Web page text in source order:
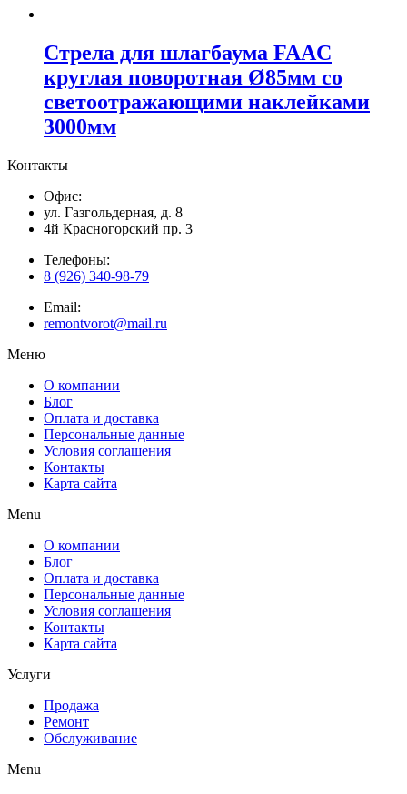
Стрела для шлагбаума FAAC
круглая поворотная Ø85мм со
светоотражающими наклейками
3000мм
Контакты
Офис:
ул. Газгольдерная, д. 8
4й Красногорский пр. 3
Телефоны:
8 (926) 340-98-79
Email:
remontvorot@mail.ru
Меню
О компании
Блог
Оплата и доставка
Персональные данные
Условия соглашения
Контакты
Карта сайта
Menu
О компании
Блог
Оплата и доставка
Персональные данные
Условия соглашения
Контакты
Карта сайта
Услуги
Продажа
Ремонт
Обслуживание
Menu